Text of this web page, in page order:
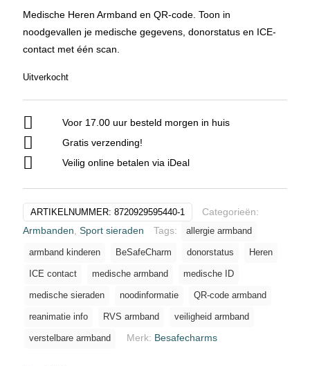
Medische Heren Armband en QR-code. Toon in
noodgevallen je medische gegevens, donorstatus en ICE-
contact met één scan.
Uitverkocht
Voor 17.00 uur besteld morgen in huis
Gratis verzending!
Veilig online betalen via iDeal
ARTIKELNUMMER: 8720929595440-1
Categorieën:
Armbanden Sport sieraden Tags: allergie armband
armband kinderen BeSafeCharm donorstatus Heren
ICE contact medische armband medische ID
medische sieraden noodinformatie QR-code armband
reanimatie info RVS armband veiligheid armband
verstelbare armband Merk: Besafecharms